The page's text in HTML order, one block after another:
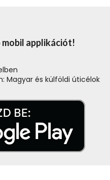
applikációt!
Magyar és külföldi úticélok